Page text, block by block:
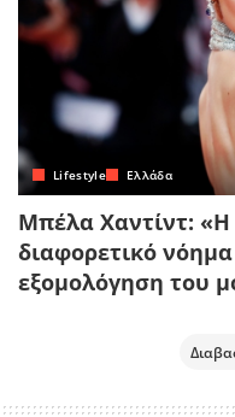
Lifestyle Ελλάδα
Μπέλα Χαντίντ: «Η
διαφορετικό
εξομολόγηση του